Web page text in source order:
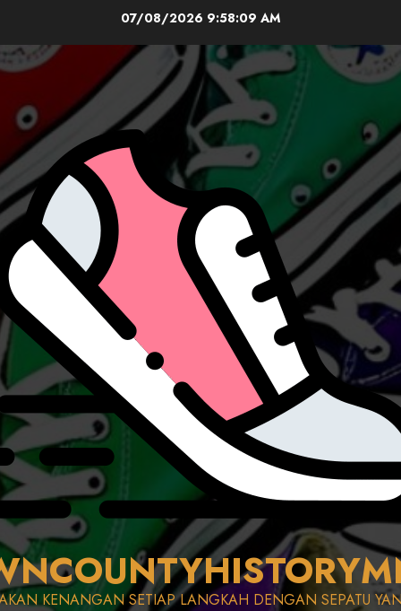
content
07/08/20269:58:11 AM
KENANGAN SETIAP LANGKAH DENGAN SEPATU